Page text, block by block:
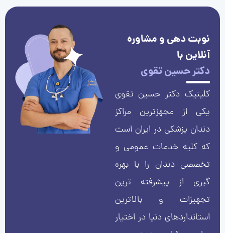
نوبت دهی و مشاوره
آنلاین با
دکتر حسین تقوی
کلینیک دکتر حسین تقوی
یکی از مجهزترین مراکز
دندان پزشکی در ایران است
که کلیه خدمات عمومی و
تخصصی دندان را با بهره
گیری از پیشرفته ترین
تجهیزات و بالاترین
استانداردهای دنیا در اختیار